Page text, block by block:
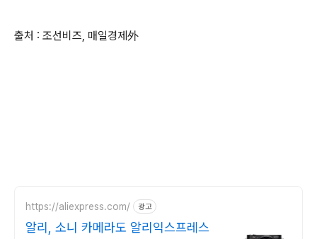
출처 : 조선비즈, 매일경제外
https://aliexpress.com/ 광고
알리, 소니 카메라도 알리익스프레스